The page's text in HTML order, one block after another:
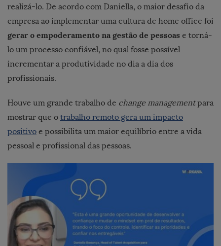
realizá-lo. De acordo com Daniella, o maior desafio da
empresa ao implementar uma cultura de home office foi
gerar o empoderamento na gestão de pessoas e torná-
lo um processo confiável, no qual fosse possível
incrementar a produtividade no dia a dia dos
profissionais.
Houve um grande trabalho de change managementpara
mostrar que o trabalho remoto gera um impacto
positivo e possibilita um maior equilíbrio entre a vida
pessoal e profissional das pessoas.